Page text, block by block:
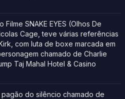
SNAKE EYES (Olhos De
Cage, teve várias referências
com luta de boxe marcada em
chamado de Charlie
Taj Mahal Hotel & Casino
do silêncio chamado de